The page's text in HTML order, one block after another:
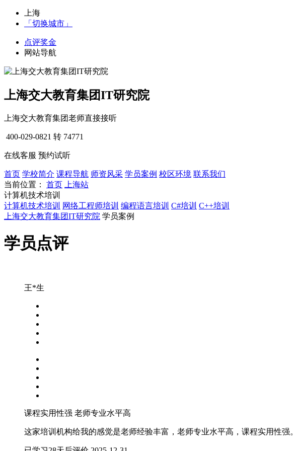
上海
「切换城市」
点评奖金
网站导航
上海交大教育集团IT研究院
上海交大教育集团老师直接接听
400-029-0821 转 74771
在线客服 预约试听
首页 学校简介 课程导航 师资风采 学员案例 校区环境 联系我们
当前位置：
首页
上海站
计算机技术培训
计算机技术培训
网络工程师培训 编程语言培训 C#培训 C++培训
上海交大教育集团IT研究院 学员案例
学员点评
王*生
课程实用性强 老师专业水平高
这家培训机构给我的感觉是老师经验丰富，老师专业水平高，课程实用性强